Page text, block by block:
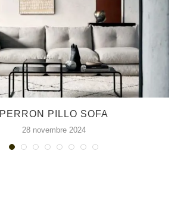
PERRON PILLO SOFA
28 novembre 2024